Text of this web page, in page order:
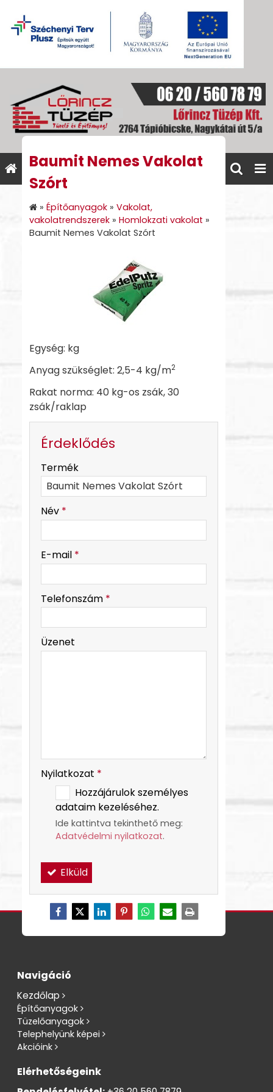
Baumit Nemes Vakolat
Szórt
» Építőanyagok » Vakolat,
vakolatrendszerek » Homlokzati vakolat »
Baumit Nemes Vakolat Szórt
Egység: kg
Anyag szükséglet: 2,5-4 kg/m2
Rakat norma: 40 kg-os zsák, 30
zsák/raklap
Érdeklődés
-
Termék
Név *
E-mail *
Telefonszám *
Üzenet
Nyilatkozat *
Hozzájárulok személyes
adataim kezeléséhez.
Ide kattintva tekinthető meg:
Adatvédelmi nyilatkozat.
Elküld
Navigáció
Kezdőlap
Építőanyagok
Tüzelőanyagok
Telephelyünk képei
Akcióink
Elérhetőségeink